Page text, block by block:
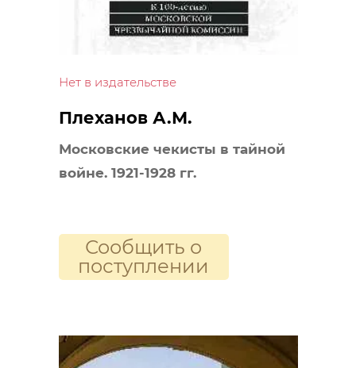
Нет в издательстве
Плеханов А.М.
Московские чекисты в тайной
войне. 1921-1928 гг.
Сообщить о
поступлении